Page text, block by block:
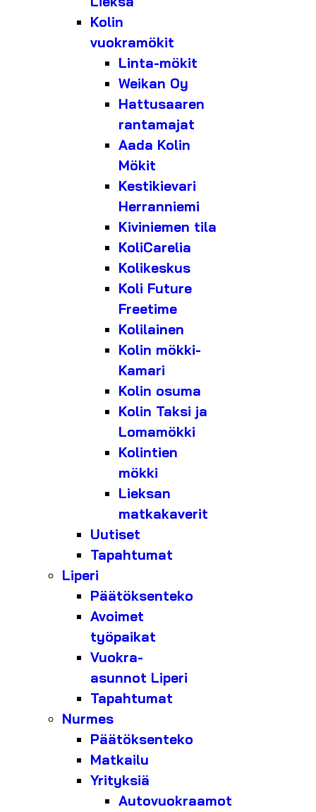
Kolin
vuokramökit
Linta-mökit
Weikan Oy
Hattusaaren
rantamajat
Aada Kolin
Mökit
Kestikievari
Herranniemi
Kiviniemen tila
KoliCarelia
Kolikeskus
Koli Future
Freetime
Kolilainen
Kolin mökki-
Kamari
Kolin osuma
Kolin Taksi ja
Lomamökki
Kolintien
mökki
Lieksan
matkakaverit
Uutiset
Tapahtumat
Liperi
Päätöksenteko
Avoimet
työpaikat
Vuokra-
asunnot Liperi
Tapahtumat
Nurmes
Päätöksenteko
Matkailu
Yrityksiä
Autovuokraamot